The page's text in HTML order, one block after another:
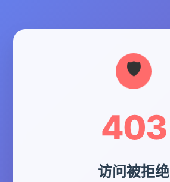
403
访问被拒绝